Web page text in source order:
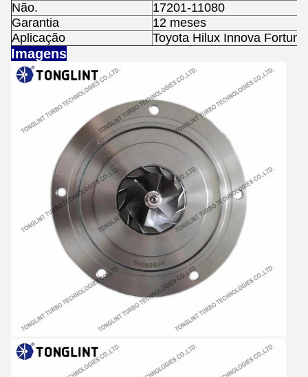
Não.
17201-11080
Garantia
12 meses
Aplicação
Toyota Hilux Innova
Imagens